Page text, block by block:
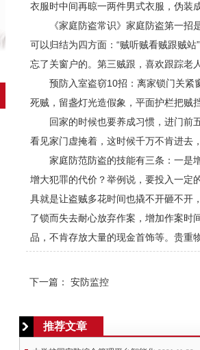
衣服时中间再晾一两件男式衣服，伪装
《家庭防盗常识》家庭防盗第一
可以归结为四方面：“贼听贼看贼跟贼
忘了关窗户的。第三贼跟，喜欢跟踪老
预防入室盗窃10招：离家锁门关紧
死贼，留盏灯光造假象，平面护栏把贼
回家的时候也要养成习惯，进门前
看见家门虚掩着，这时候千万不肯进去
家庭防范防盗的技能有三条：一是
增大犯罪的代价？举例说，要投入一定
具就是让盗贼多花时间也撬不开砸不开
了锁而失去耐心放弃作案，增加作案时
品，不肯存放大量的现金首饰等。贵重
下一篇： 安防监控
推荐文章